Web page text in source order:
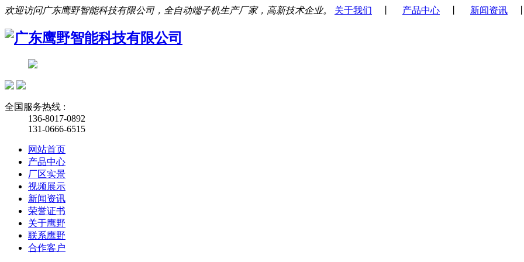
欢迎访问广东鹰野智能科技有限公司，全自动端子机生产厂家，高新技术企业。 关于我们 产品中心 新闻资讯
全国服务热线 :
136-8017-0892
131-0666-6515
网站首页
产品中心
厂区实景
视频展示
新闻资讯
荣誉证书
关于鹰野
联系鹰野
合作客户